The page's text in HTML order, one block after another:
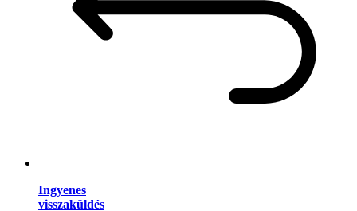
Ingyenes
visszaküldés